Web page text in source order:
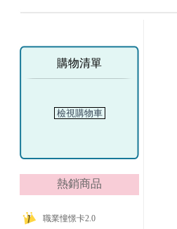
購物清單
檢視購物車
熱銷商品
職業憧憬卡2.0